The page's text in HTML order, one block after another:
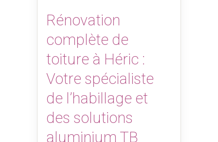
Rénovation
complète de
toiture à Héric :
Votre spécialiste
de l’habillage et
des solutions
aluminium TB